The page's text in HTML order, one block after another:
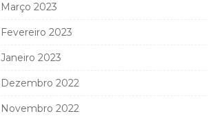
Março 2023
Fevereiro 2023
Janeiro 2023
Dezembro 2022
Novembro 2022